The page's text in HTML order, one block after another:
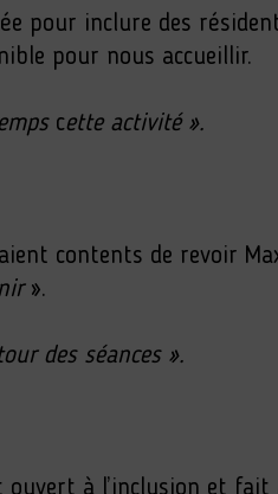
pour inclure des
pour nous accueillir.
cette activité ».
contents de revoir
».
des séances ».